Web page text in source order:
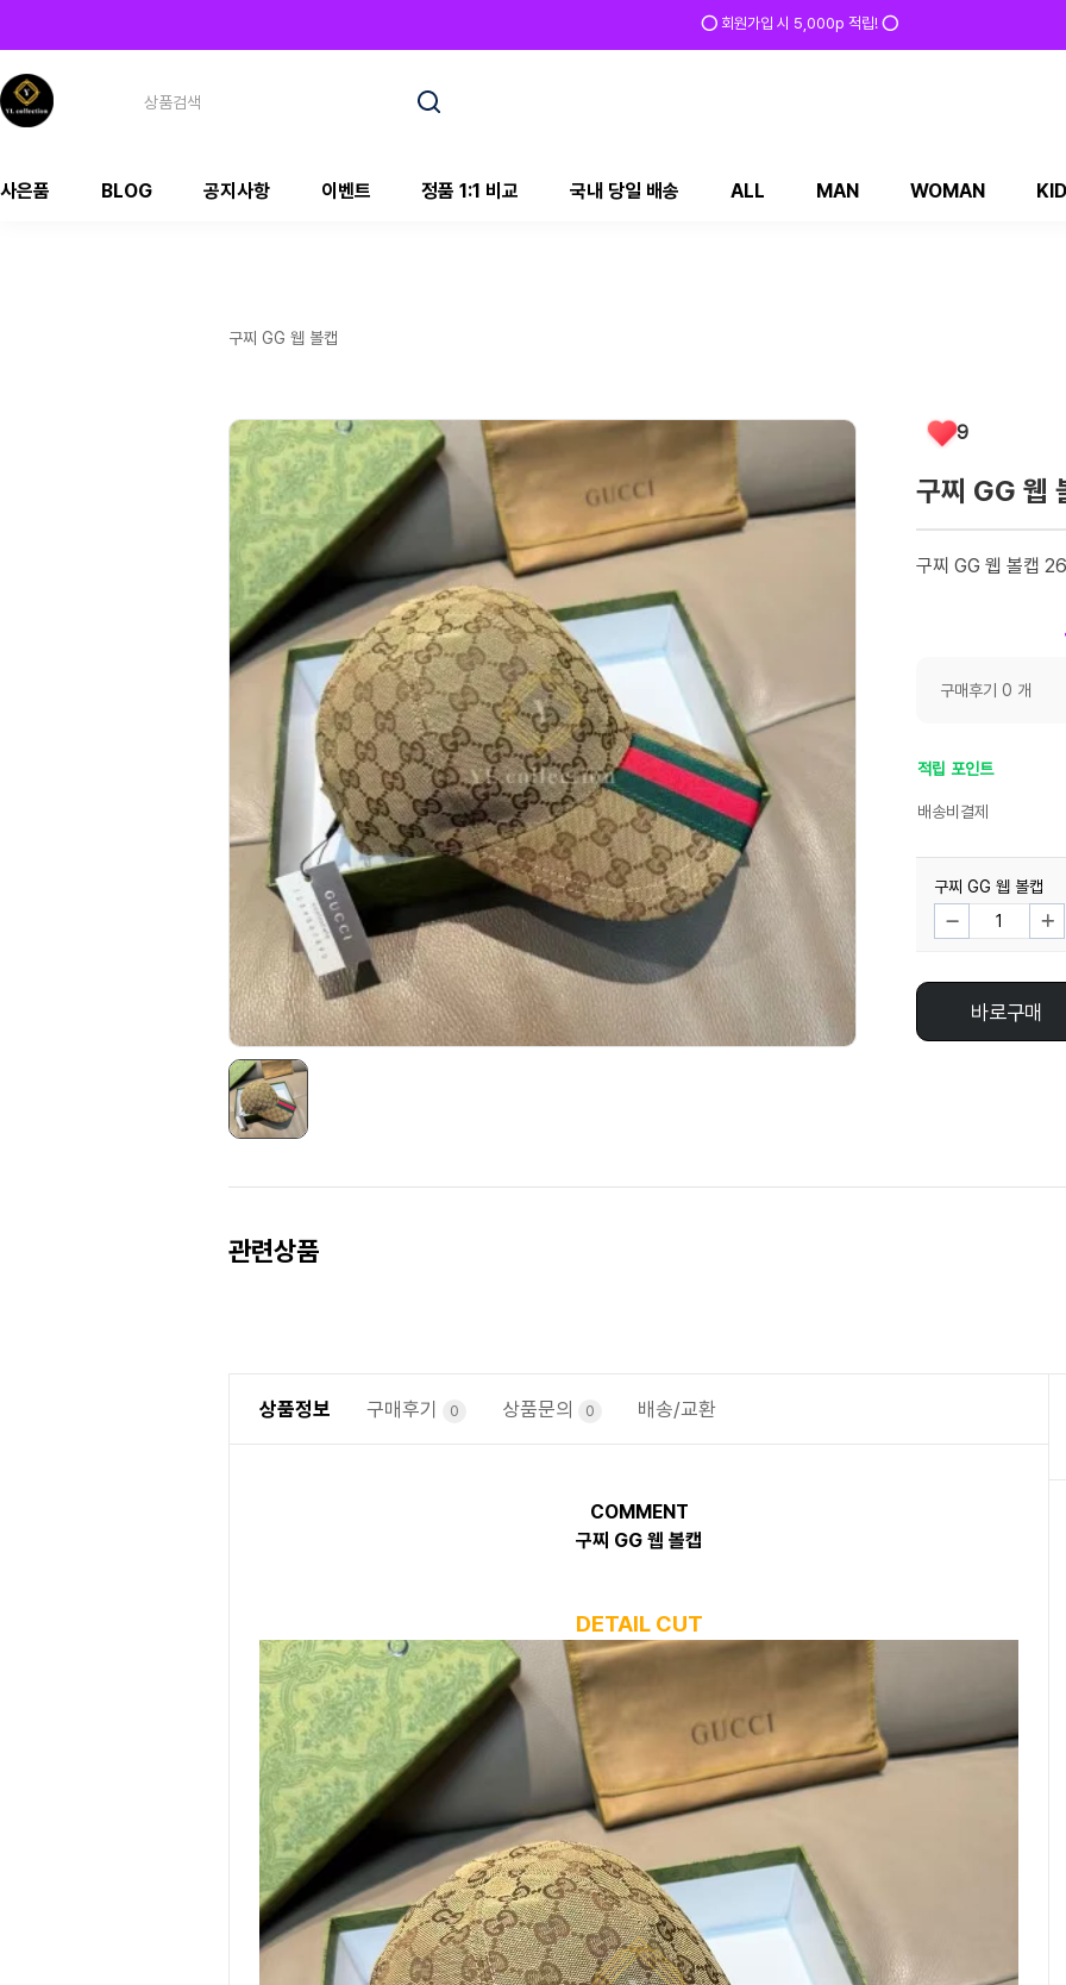
✅ 매일 방문 후 로그인 시 200p 적립! ✅
사은품 BLOG 공지사항 이벤트 정품 1:1 비교 국내 당일 배송 ALL MAN WOMAN
구찌 GG 웹 볼캡
9
구찌 GG 웹
구찌 GG 웹 볼캡
구매후기 0 개
적립 포인트
배송비결제
구찌 GG 웹 볼캡
바로구매
관련상품
상품정보 구매후기 0 상품문의 0 배송/교환
COMMENT
구찌 GG 웹 볼캡
DETAIL CUT